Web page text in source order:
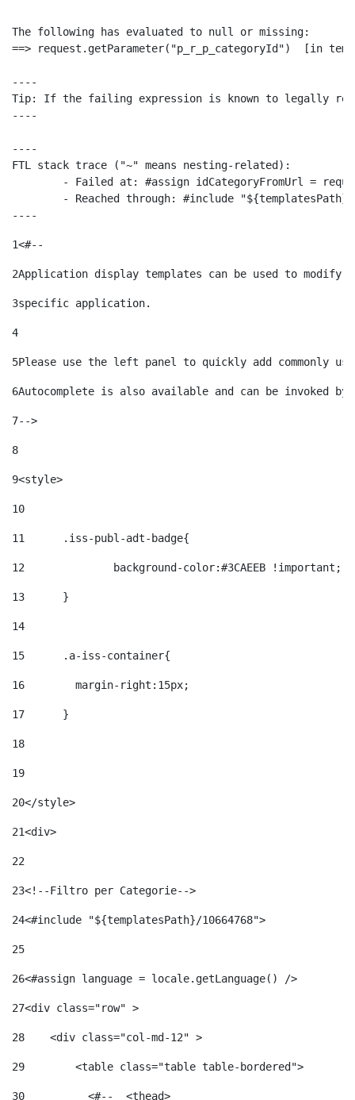
The following has evaluated to null or missing:
==> request.getParameter("p_r_p_categoryId")  [in
----
Tip: If the failing expression is known to legally refer
----
----
FTL stack trace ("~" means nesting-related):
----
1<#--
2Application display templates can be used to
3specific application.
4
5Please use the left panel to quickly add commonly
6Autocomplete is also available and can be invoked
7-->
8
9<style>
10
11
	.iss-publ-adt-badge{
12
		background-color:#3CAEEB !important;
13
	}
14
15
	.a-iss-container{
16
	  margin-right:15px;
17
	}
18
19
20</style>
21<div>
22
23<!--Filtro per Categorie-->
24
25
26<#assign language = locale.getLanguage() />
27<div class="row" >
28
    <div class="col-md-12" >
29
        <table class="table table-bordered">
30
          <#--  <thead>